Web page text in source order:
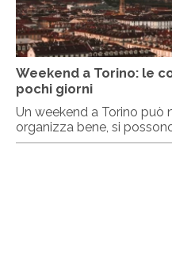
Weekend a Torino: le
pochi giorni
Un weekend a Torino può
organizza bene, si